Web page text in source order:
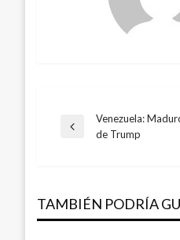
entradas
Entrada
Venezuela:
de Trump
TAMBIÉN PODRÍA